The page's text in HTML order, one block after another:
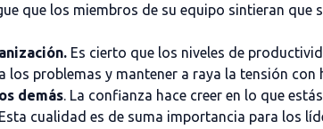
que los miembros de su equipo sintieran que
Es cierto que los niveles de
problemas y mantener a raya la tensión con
demás. La confianza hace creer en lo que
cualidad es de suma importancia para los